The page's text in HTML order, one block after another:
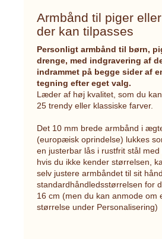
Armbånd til piger eller
der kan tilpasses
Personligt armbånd til børn,
drenge, med indgravering af
indrammet på begge sider af
tegning efter eget valg.
Læder af høj kvalitet, som du
25 trendy eller klassiske farver.
Det 10 mm brede armbånd i
(europæisk oprindelse) lukkes
en justerbar lås i rustfrit stål med
hvis du ikke kender størrelsen,
selv justere armbåndet til sit
standardhåndledsstørrelsen for
16 cm (men du kan anmode om
størrelse under Personalisering)